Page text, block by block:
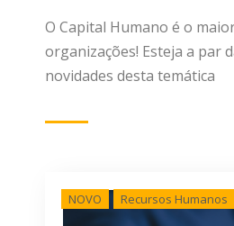
O Capital Humano é o
organizações! Esteja a par
novidades desta temática
NOVO Recursos Humanos